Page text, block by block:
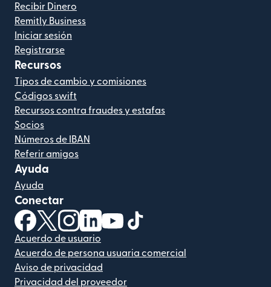
Recibir Dinero
Remitly Business
Iniciar sesión
Registrarse
Recursos
Tipos de cambio y comisiones
Códigos swift
Recursos contra fraudes y estafas
Socios
Números de IBAN
Referir amigos
Ayuda
Ayuda
Conectar
(se abre en una ventana nueva)
(se abre en una ventana nueva)
(se abre en una ventana nueva)
(se abre en una ventana nueva)
(se abre en una ventana nueva)
Acuerdo de usuario
Acuerdo de persona usuaria comercial
Aviso de privacidad
Privacidad del proveedor